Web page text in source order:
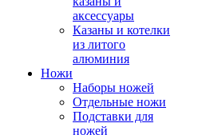
аксессуары
Казаны и котелки
из литого
алюминия
Ножи
Наборы ножей
Отдельные ножи
Подставки для
ножей